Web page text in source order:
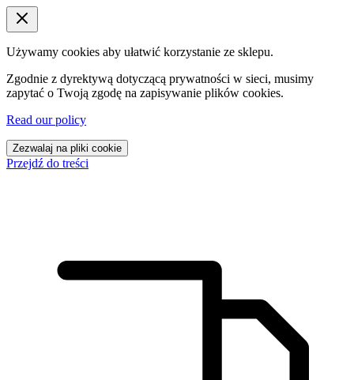
Używamy cookies aby ułatwić korzystanie ze sklepu.
Zgodnie z dyrektywą dotyczącą prywatności w sieci, musimy
zapytać o Twoją zgodę na zapisywanie plików cookies.
Read our policy
Zezwalaj na pliki cookie
Przejdź do treści